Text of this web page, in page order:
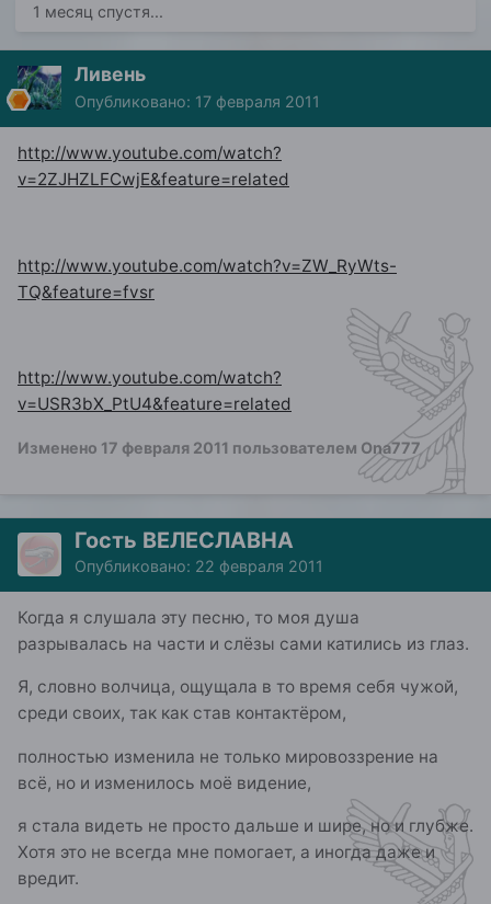
1 месяц спустя...
Ливень
Опубликовано: 17 февраля 2011
http://www.youtube.com/watch?
v=2ZJHZLFCwjE&feature=related
http://www.youtube.com/watch?v=ZW_RyWts-
TQ&feature=fvsr
http://www.youtube.com/watch?
v=USR3bX_PtU4&feature=related
Изменено 17 февраля 2011 пользователем Ona777
Гость ВЕЛЕСЛАВНА
Опубликовано: 22 февраля 2011
Когда я слушала эту песню, то моя душа
разрывалась на части и слёзы сами катились из глаз.
Я, словно волчица, ощущала в то время себя чужой,
среди своих, так как став контактёром,
полностью изменила не только мировоззрение на
всё, но и изменилось моё видение,
я стала видеть не просто дальше и шире, но и глубже.
Хотя это не всегда мне помогает, а иногда даже и
вредит.